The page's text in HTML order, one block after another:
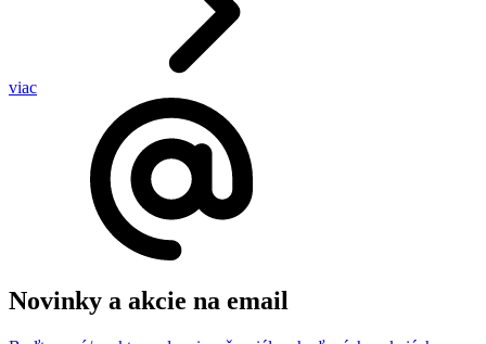
viac
Novinky a akcie na email